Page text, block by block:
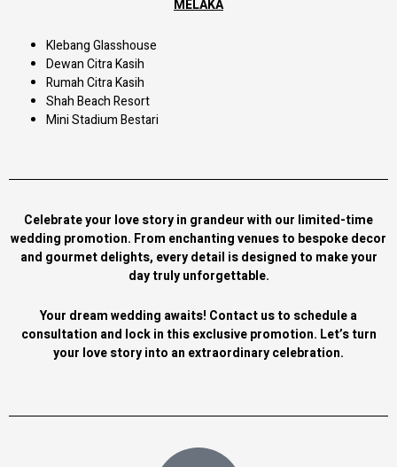
MELAKA
Klebang Glasshouse
Dewan Citra Kasih
Rumah Citra Kasih
Shah Beach Resort
Mini Stadium Bestari
Celebrate your love story in grandeur with our limited-time
wedding promotion. From enchanting venues to bespoke decor
and gourmet delights, every detail is designed to make your
day truly unforgettable.
Your dream wedding awaits! Contact us to schedule a
consultation and lock in this exclusive promotion. Let’s turn
your love story into an extraordinary celebration.